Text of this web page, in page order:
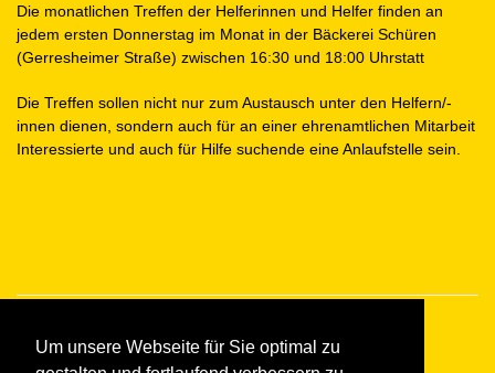
Um unsere Webseite für Sie optimal zu
Die monatlichen Treffen der Helferinnen und Helfer finden an
jedem ersten Donnerstag im Monat in der Bäckerei Schüren
(Gerresheimer Straße) zwischen 16:30 und 18:00 Uhrstatt
Die Treffen sollen nicht nur zum Austausch unter den Helfern/-
innen dienen, sondern auch für an einer ehrenamtlichen Mitarbeit
Interessierte und auch für Hilfe suchende eine Anlaufstelle sein.